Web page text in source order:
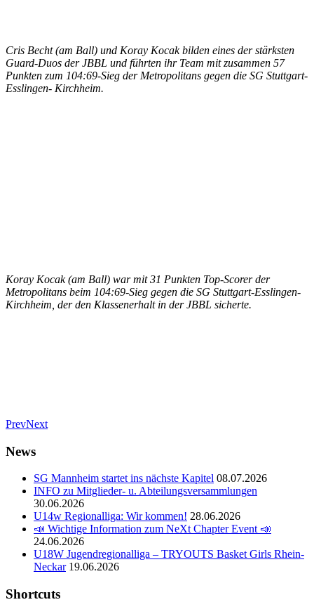
Cris Becht (am Ball) und Koray Kocak bilden eines der stärksten
Guard-Duos der JBBL und führten ihr Team mit zusammen 57
Punkten zum 104:69-Sieg der Metropolitans gegen die SG Stuttgart-
Esslingen- Kirchheim.
Koray Kocak (am Ball) war mit 31 Punkten Top-Scorer der
Metropolitans beim 104:69-Sieg gegen die SG Stuttgart-Esslingen-
Kirchheim, der den Klassenerhalt in der JBBL sicherte.
PrevNext
News
SG Mannheim startet ins nächste Kapitel 08.07.2026
INFO zu Mitglieder- u. Abteilungsversammlungen
30.06.2026
U14w Regionalliga: Wir kommen! 28.06.2026
📣 Wichtige Information zum NeXt Chapter Event 📣
24.06.2026
U18W Jugendregionalliga – TRYOUTS Basket Girls Rhein-
Neckar 19.06.2026
Shortcuts